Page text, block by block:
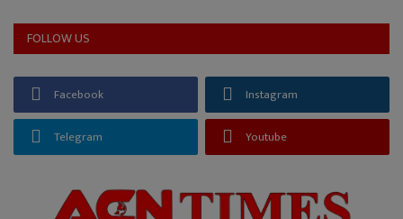
FOLLOW US
Facebook Instagram
Telegram Youtube